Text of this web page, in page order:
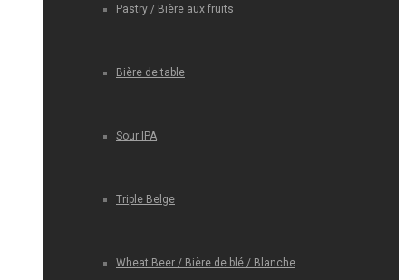
Pastry / Bière aux fruits
Bière de table
Sour IPA
Triple Belge
Wheat Beer / Bière de blé / Blanche